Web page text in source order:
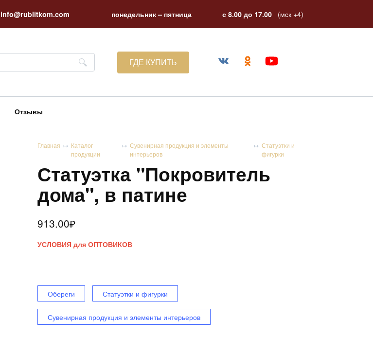
info@rublitkom.com понедельник – пятница с 8.00 до 17.00 (мск +4)
ГДЕ КУПИТЬ
Отзывы
Главная
Каталог
продукции
Сувенирная продукция и элементы
интерьеров
Статуэтки и
фигурки
Статуэтка "Покровитель
дома", в патине
913.00₽
УСЛОВИЯ для ОПТОВИКОВ
Обереги Статуэтки и фигурки
Сувенирная продукция и элементы интерьеров